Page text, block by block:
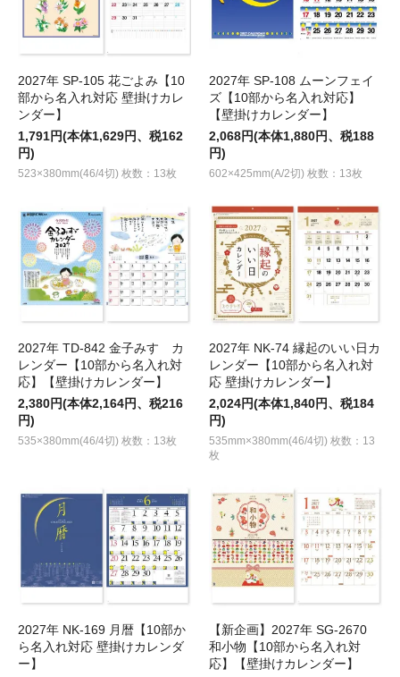
2027年 SP-105 花ごよみ【10
部から名入れ対応 壁掛けカレ
ンダー】
1,791円(本体1,629円、税162
円)
523×380mm(46/4切) 枚数：13枚
2027年 SP-108 ムーンフェイ
ズ【10部から名入れ対応】
【壁掛けカレンダー】
2,068円(本体1,880円、税188
円)
602×425mm(A/2切) 枚数：13枚
2027年 TD-842 金子みすゞカ
レンダー【10部から名入れ対
応】【壁掛けカレンダー】
2,380円(本体2,164円、税216
円)
535×380mm(46/4切) 枚数：13枚
2027年 NK-74 縁起のいい日カ
レンダー【10部から名入れ対
応 壁掛けカレンダー】
2,024円(本体1,840円、税184
円)
535mm×380mm(46/4切) 枚数：13
枚
2027年 NK-169 月暦【10部か
ら名入れ対応 壁掛けカレンダ
ー】
【新企画】2027年 SG-2670
和小物【10部から名入れ対
応】【壁掛けカレンダー】